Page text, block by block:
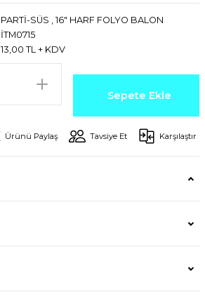
PARTİ-SÜS , 16" HARF FOLYO BALON
İTM0715
13,00 TL + KDV
Sepete Ekle
Ürünü Paylaş Tavsiye Et Karşılaştır